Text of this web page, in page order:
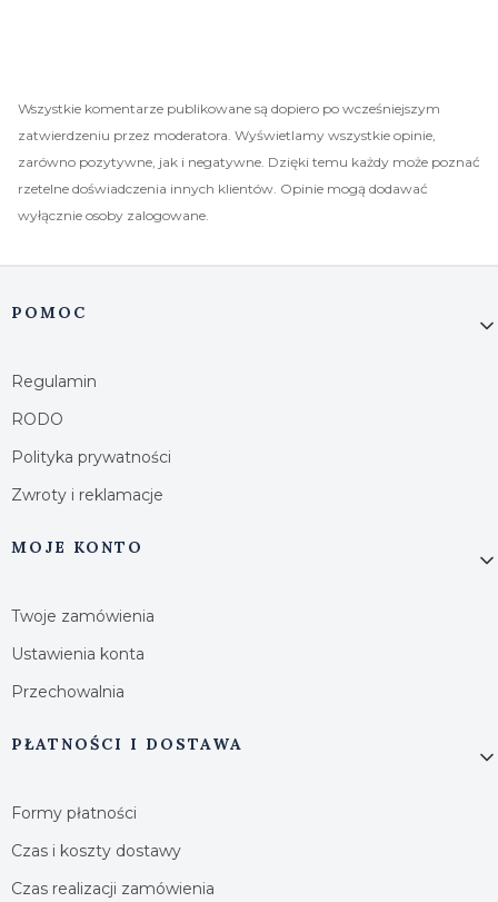
Wszystkie komentarze publikowane są dopiero po wcześniejszym
zatwierdzeniu przez moderatora. Wyświetlamy wszystkie opinie,
zarówno pozytywne, jak i negatywne. Dzięki temu każdy może poznać
rzetelne doświadczenia innych klientów. Opinie mogą dodawać
wyłącznie osoby zalogowane.
Linki w stopce
POMOC
Regulamin
RODO
Polityka prywatności
Zwroty i reklamacje
MOJE KONTO
Twoje zamówienia
Ustawienia konta
Przechowalnia
PŁATNOŚCI I DOSTAWA
Formy płatności
Czas i koszty dostawy
Czas realizacji zamówienia